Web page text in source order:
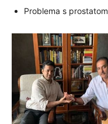
Problema s prostatom